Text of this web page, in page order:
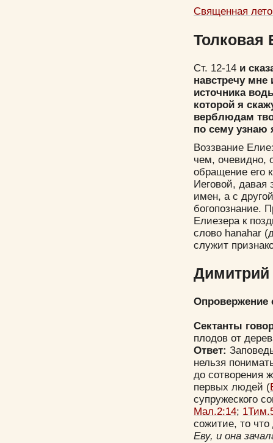
Священная
Толковая
Ст. 12-14 и
навстречу
источника
которой я
верблюдам
по сему узнаю
Воззвание
чем, очевидно,
обращение его
Иеговой, давая
имен, а с
богопознание.
Елиезера к
слово hanahar
служит
Димитрий
Опровержение
Сектанты
плодов от
Ответ:
нельзя
до сотворения
первых людей (
супружеского
Мал.2:14;
сожитие, то
Еву, и она